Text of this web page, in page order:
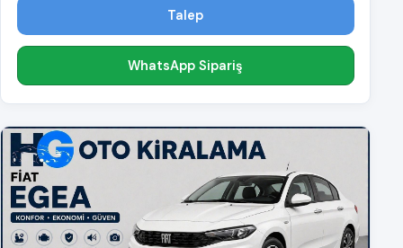
Talep
WhatsApp Sipariş